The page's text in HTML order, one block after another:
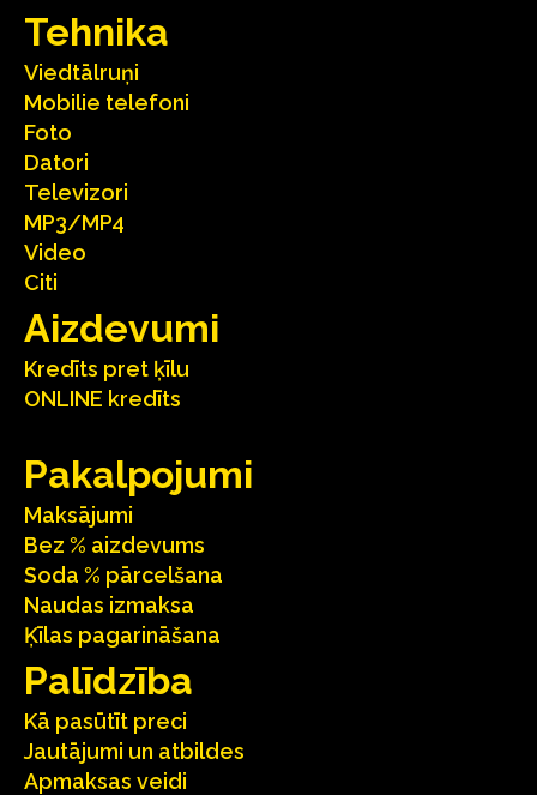
Tehnika
Viedtālruņi
Mobilie telefoni
Foto
Datori
Televizori
MP3/MP4
Video
Citi
Aizdevumi
Kredīts pret ķīlu
ONLINE kredīts
Pakalpojumi
Maksājumi
Bez % aizdevums
Soda % pārcelšana
Naudas izmaksa
Ķīlas pagarināšana
Palīdzība
Kā pasūtīt preci
Jautājumi un atbildes
Apmaksas veidi